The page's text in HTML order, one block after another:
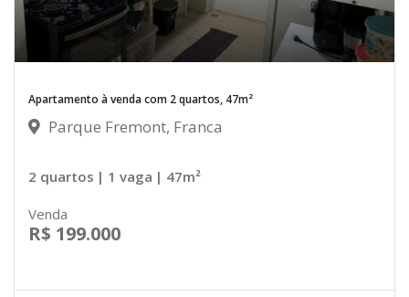
Apartamento à venda com 2 quartos, 47m²
Parque Fremont, Franca
2 quartos | 1 vaga | 47m²
Venda
R$ 199.000